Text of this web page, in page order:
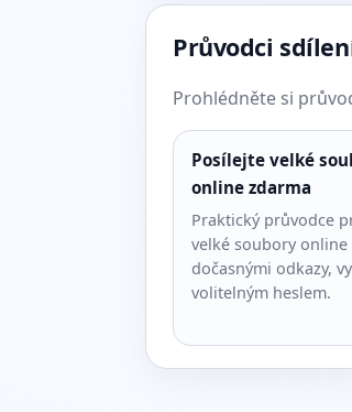
Průvodci
Prohlédněte si
Posílejte velké
online zdarma
Praktický průvodce
velké soubory online
dočasnými odkazy,
volitelným heslem.